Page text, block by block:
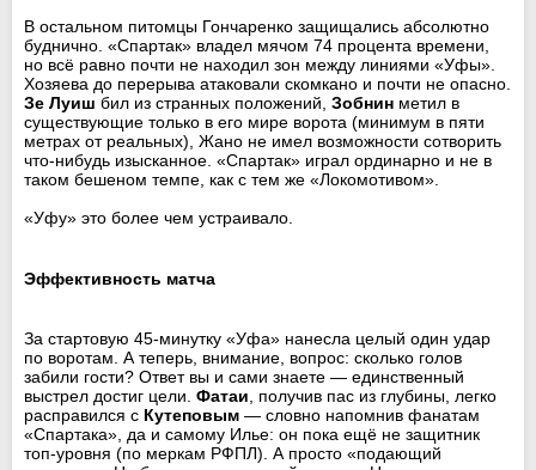
В остальном питомцы Гончаренко защищались абсолютно
буднично. «Спартак» владел мячом 74 процента времени,
но всё равно почти не находил зон между линиями «Уфы».
Хозяева до перерыва атаковали скомкано и почти не опасно.
Зе Луиш бил из странных положений, Зобнин метил в
существующие только в его мире ворота (минимум в пяти
метрах от реальных), Жано не имел возможности сотворить
что-нибудь изысканное. «Спартак» играл ординарно и не в
таком бешеном темпе, как с тем же «Локомотивом».
«Уфу» это более чем устраивало.
Эффективность матча
За стартовую 45-минутку «Уфа» нанесла целый один удар
по воротам. А теперь, внимание, вопрос: сколько голов
забили гости? Ответ вы и сами знаете — единственный
выстрел достиг цели. Фатаи, получив пас из глубины, легко
расправился с Кутеповым — словно напомнив фанатам
«Спартака», да и самому Илье: он пока ещё не защитник
топ-уровня (по меркам РФПЛ). А просто «подающий